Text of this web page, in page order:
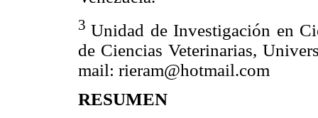
3Unidad de Investigación en
de Ciencias Veterinarias,
mail: rieram@hotmail.com
RESUMEN